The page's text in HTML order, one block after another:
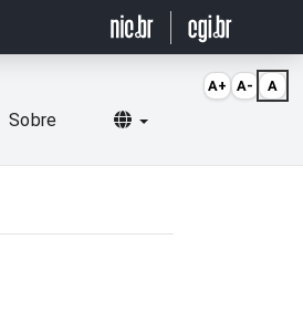
Sobre Selecionar idioma
A+ A- A